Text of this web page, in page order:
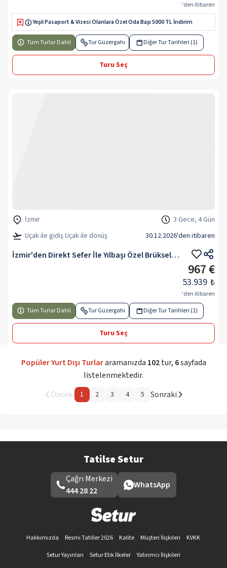
‘den itibaren
Yeşil Pasaport & Vizesi Olanlara Özel Oda Başı 5000 TL İndirim
Tüm Turlar Dahil Tur Güzergahı Diğer Tur Tarihleri (1)
Turu Seç
İzmir
3 Gece, 4 Gün
Uçak ile gidiş Uçak ile dönüş
30.12.2026'den itibaren
İzmir'den Direkt Sefer İle Yılbaşı Özel Brüksel & Brugge & Paris Turu Rotası
967 €
53.939 ₺
‘den itibaren
Tüm Turlar Dahil
Tur Güzergahı Diğer Tur Tarihleri (1)
Turu Seç
Popüler Yurt Dışı Turlararamanızda 102 tur, 6sayfada
listelenmektedir.
Önceki 1 2 3 4 5 Sonraki
Tatilse Setur
Çağrı Merkezi
444 28 22
WhatsApp
Hakkımızda Resmi Tatiller 2026 Kalite Müşteri İlişkileri
KVKK
Setur Yayınları
Setur Etik İlkeler
Yatırımcı İlişkileri